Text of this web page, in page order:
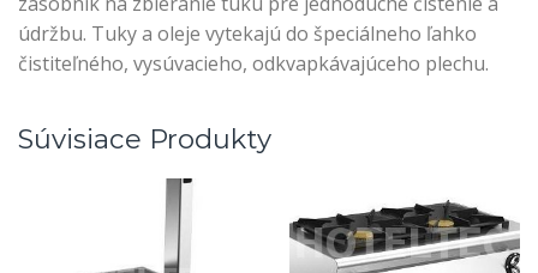
údržbu. Tuky a oleje vytekajú do špeciálneho ľahko
čistiteľného, vysúvacieho, odkvapkávajúceho plechu.
Súvisiace Produkty